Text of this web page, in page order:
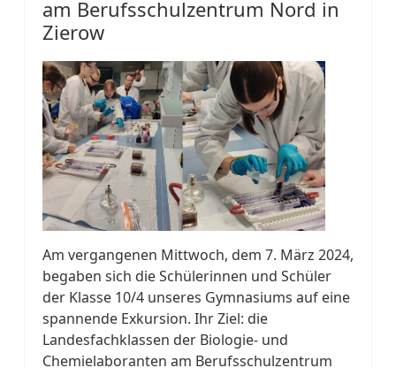
am Berufsschulzentrum Nord in
Zierow
Am vergangenen Mittwoch, dem 7. März 2024,
begaben sich die Schülerinnen und Schüler
der Klasse 10/4 unseres Gymnasiums auf eine
spannende Exkursion. Ihr Ziel: die
Landesfachklassen der Biologie- und
Chemielaboranten am Berufsschulzentrum